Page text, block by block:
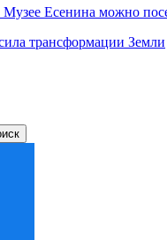
Музее Есенина можно
трансформации Земли